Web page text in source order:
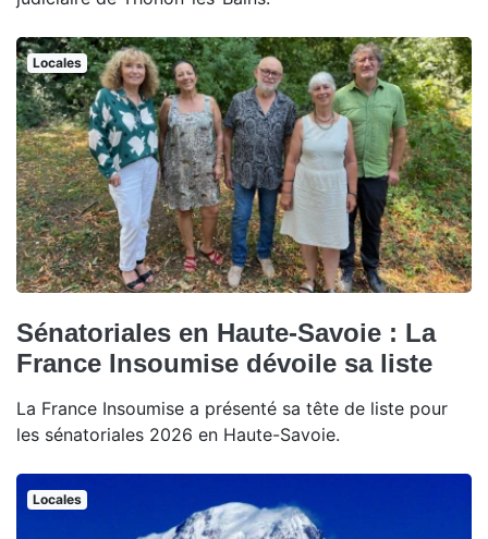
Locales
Sénatoriales en Haute-Savoie : La
France Insoumise dévoile sa liste
La France Insoumise a présenté sa tête de liste pour
les sénatoriales 2026 en Haute-Savoie.
Locales